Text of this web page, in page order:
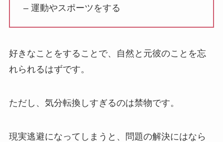
– 運動やスポーツをする
好きなことをすることで、自然と元彼のことを忘
れられるはずです。
ただし、気分転換しすぎるのは禁物です。
現実逃避になってしまうと、問題の解決にはなら